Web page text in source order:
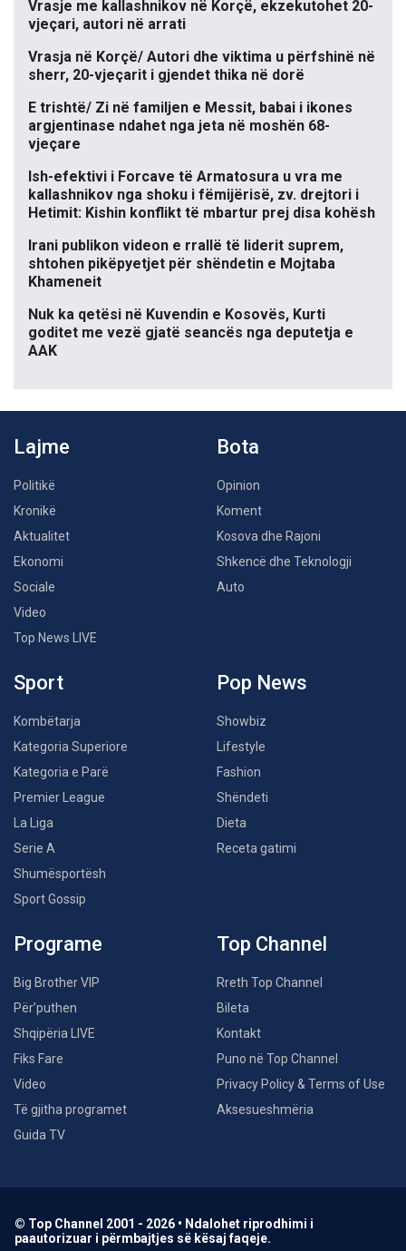
Vrasje me kallashnikov në Korçë, ekzekutohet 20-
vjeçari, autori në arrati
Vrasja në Korçë/ Autori dhe viktima u përfshinë në
sherr, 20-vjeçarit i gjendet thika në dorë
E trishtë/ Zi në familjen e Messit, babai i ikones
argjentinase ndahet nga jeta në moshën 68-
vjeçare
Ish-efektivi i Forcave të Armatosura u vra me
kallashnikov nga shoku i fëmijërisë, zv. drejtori i
Hetimit: Kishin konflikt të mbartur prej disa kohësh
Irani publikon videon e rrallë të liderit suprem,
shtohen pikëpyetjet për shëndetin e Mojtaba
Khameneit
Nuk ka qetësi në Kuvendin e Kosovës, Kurti
goditet me vezë gjatë seancës nga deputetja e
AAK
Lajme
Politikë
Kronikë
Aktualitet
Ekonomi
Sociale
Video
Top News LIVE
Bota
Opinion
Koment
Kosova dhe Rajoni
Shkencë dhe Teknologji
Auto
Sport
Kombëtarja
Kategoria Superiore
Kategoria e Parë
Premier League
La Liga
Serie A
Shumësportësh
Sport Gossip
Pop News
Showbiz
Lifestyle
Fashion
Shëndeti
Dieta
Receta gatimi
Programe
Big Brother VIP
Për’puthen
Shqipëria LIVE
Fiks Fare
Video
Të gjitha programet
Guida TV
Top Channel
Rreth Top Channel
Bileta
Kontakt
Puno në Top Channel
Privacy Policy & Terms of Use
Aksesueshmëria
© Top Channel 2001 - 2026 • Ndalohet riprodhimi i
paautorizuar i përmbajtjes së kësaj faqeje.